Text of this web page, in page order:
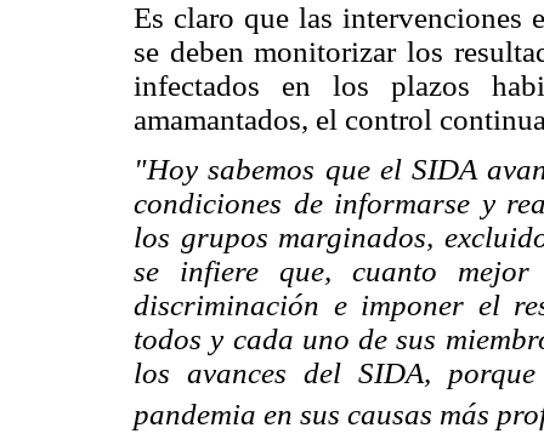
Es claro que las intervenciones
se deben monitorizar los
infectados en los plazos
amamantados, el control
"Hoy sabemos que el SIDA
condiciones de informarse y
los grupos marginados,
se infiere que, cuanto
discriminación e imponer el
todos y cada uno de sus
los avances del SIDA,
pandemia en sus causas más